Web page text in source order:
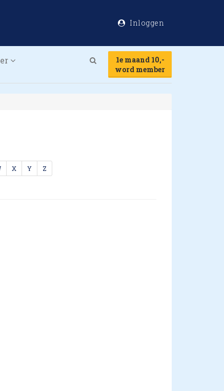
Inloggen
1e maand 10,-
word member
X Y Z